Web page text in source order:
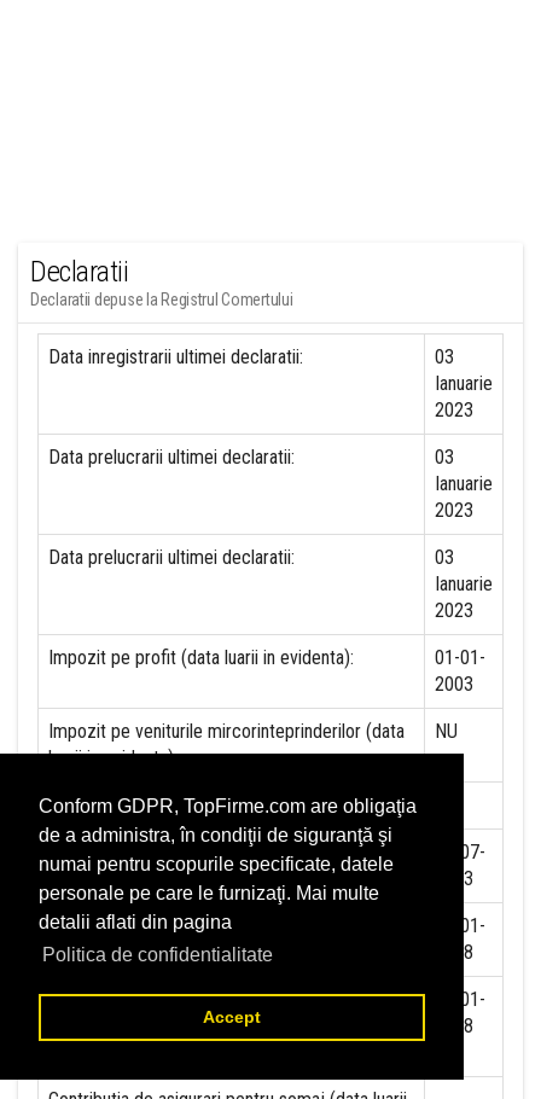
Conform GDPR, TopFirme.com are obligaţia
de a administra, în condiţii de siguranţă şi
numai pentru scopurile specificate, datele
personale pe care le furnizaţi. Mai multe
detalii aflati din pagina
Politica de confidentialitate
Accept
Declaratii
Declaratii depuse la Registrul Comertului
Data inregistrarii ultimei declaratii:
03
Ianuarie
2023
Data prelucrarii ultimei declaratii:
03
Ianuarie
2023
Data prelucrarii ultimei declaratii:
03
Ianuarie
2023
Impozit pe profit (data luarii in evidenta):
01-01-
2003
Impozit pe veniturile mircorinteprinderilor (data
luarii in evidenta):
NU
Accize (data luarii in evidenta)
Taxa pe valoare adaugata (data luarii in evidenta)
01-07-
1993
Contributia la asigurari sociale (data luarii in
evidenta)
01-01-
2018
Contributia de asigurare pentru accidente de
munca si boli profesionale datorate de angajator
01-01-
2018